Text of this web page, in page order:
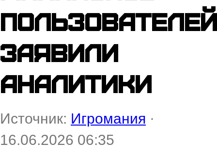
заявили
аналитики
Источник: Игромания ·
16.06.2026 06:35